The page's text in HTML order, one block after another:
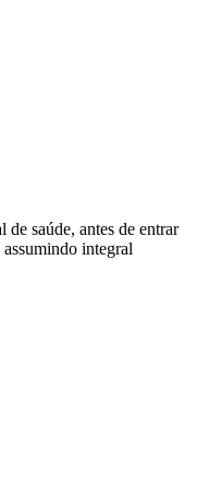
saúde, antes de entrar
integral